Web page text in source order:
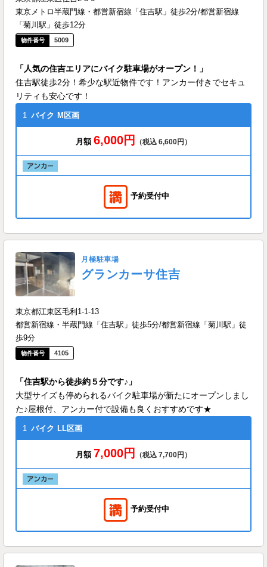
東京メトロ半蔵門線・都営新宿線「住吉駅」徒歩2分/都営新宿線
「菊川駅」徒歩12分
5009
「人気の住吉エリアにバイク駐車場がオープン！」
住吉駅徒歩2分！希少な駅近物件です！アンカー付きでセキュ
リティも安心です！
1 バイク M区画
月額 6,000円 （税込 6,600円）
予約受付中
月極駐車場
グランカーサ住吉
東京都江東区毛利1-1-13
都営新宿線・半蔵門線「住吉駅」徒歩5分/都営新宿線「菊川駅」徒
歩9分
4105
「住吉駅から徒歩約５分です♪」
大型サイズも停められるバイク駐車場が新たにオープンしまし
た♪屋根付、アンカー付で設備も良くおすすめです★
1 バイク LL区画
月額 7,000円 （税込 7,700円）
予約受付中